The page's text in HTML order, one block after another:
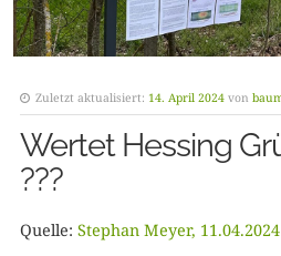
Zuletzt aktualisiert: 14. April 2024 von
Wertet Hessing
???
Quelle: Stephan Meyer, 11.04.2024